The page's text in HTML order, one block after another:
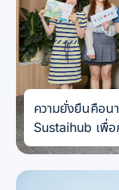
ความยั่งยืนคือน
Sustaihub เพื่